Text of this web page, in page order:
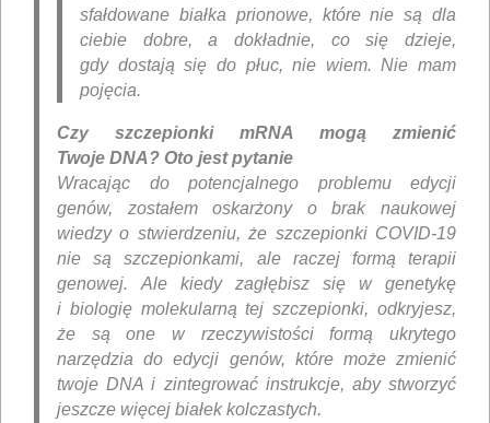
sfałdowane białka prionowe, które nie są dla
ciebie dobre, a dokładnie, co się dzieje,
gdy dostają się do płuc, nie wiem. Nie mam
pojęcia.
Czy szczepionki mRNA mogą zmienić
Twoje DNA? Oto jest pytanie
Wracając do potencjalnego problemu edycji
genów, zostałem oskarżony o brak naukowej
wiedzy o stwierdzeniu, że szczepionki COVID-19
nie są szczepionkami, ale raczej formą terapii
genowej. Ale kiedy zagłębisz się w genetykę
i biologię molekularną tej szczepionki, odkryjesz,
że są one w rzeczywistości formą ukrytego
narzędzia do edycji genów, które może zmienić
twoje DNA i zintegrować instrukcje, aby stworzyć
jeszcze więcej białek kolczastych.